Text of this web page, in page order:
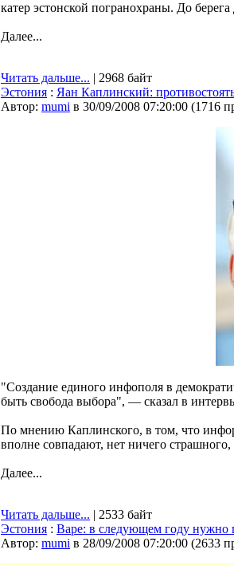
катер эстонской погранохраны. До
Далее...
Читать дальше... | 2968 байт
Эстония : Яан Каплинский:
Автор: mumi в 30/09/2008 07:20:00 (1716
"Создание единого инфополя в
быть свобода выбора", — сказал в
По мнению Каплинского, в том, что
вполне совпадают, нет ничего страшного,
Далее...
Читать дальше... | 2533 байт
Эстония : Варе: в следующем году нужно
Автор: mumi в 28/09/2008 07:20:00 (2633